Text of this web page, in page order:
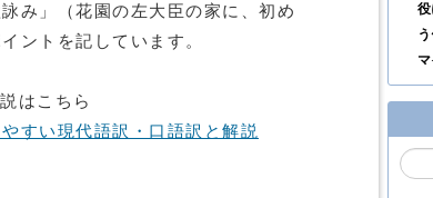
み」（花園の左大臣の家に、初め
ントを記しています。
はこちら
すい現代語訳・口語訳と解説